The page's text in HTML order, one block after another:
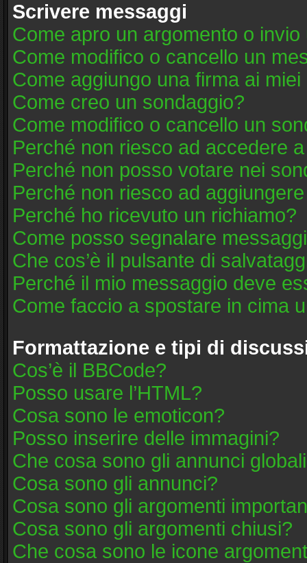
Scrivere messaggi
Come apro un argomento o
Come modifico o cancello un
Come aggiungo una firma ai
Come creo un sondaggio?
Come modifico o cancello un
Perché non riesco ad accedere
Perché non posso votare nei
Perché non riesco ad
Perché ho ricevuto un richiamo?
Come posso segnalare
Che cos’è il pulsante di
Perché il mio messaggio deve
Come faccio a spostare in cima
Formattazione e tipi di
Cos’è il BBCode?
Posso usare l’HTML?
Cosa sono le emoticon?
Posso inserire delle immagini?
Che cosa sono gli annunci
Cosa sono gli annunci?
Cosa sono gli argomenti
Cosa sono gli argomenti chiusi?
Che cosa sono le icone